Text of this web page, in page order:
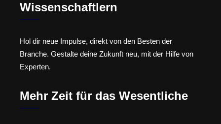
Wissenschaftlern
Hol dir neue Impulse, direkt von den Besten der
Branche. Gestalte deine Zukunft neu, mit der Hilfe von
Experten.
Mehr Zeit für das Wesentliche